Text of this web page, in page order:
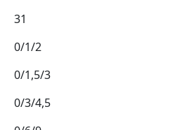
31
0/1/2
0/1,5/3
0/3/4,5